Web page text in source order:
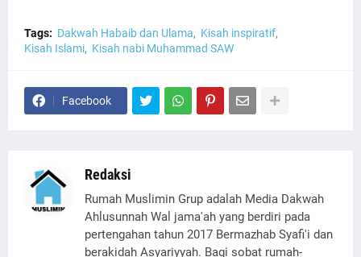
Tags: Dakwah Habaib dan Ulama
Kisah inspiratif
Kisah Islami
Kisah nabi Muhammad SAW
Facebook
Redaksi
Rumah Muslimin Grup adalah Media Dakwah
Ahlusunnah Wal jama'ah yang berdiri pada
pertengahan tahun 2017 Bermazhab Syafi'i dan
berakidah Asyariyyah. Bagi sobat rumah-